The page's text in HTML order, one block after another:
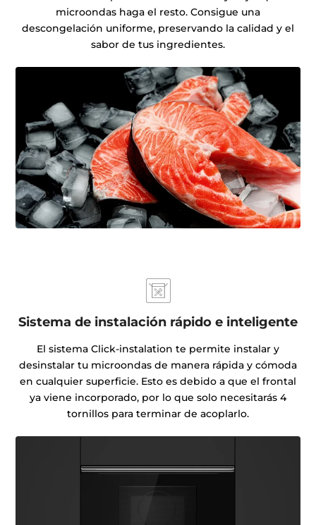
microondas haga el resto. Consigue una
descongelación uniforme, preservando la calidad y el
sabor de tus ingredientes.
Sistema de instalación rápido e inteligente
El sistema Click-instalation te permite instalar y
desinstalar tu microondas de manera rápida y cómoda
en cualquier superficie. Esto es debido a que el frontal
ya viene incorporado, por lo que solo necesitarás 4
tornillos para terminar de acoplarlo.